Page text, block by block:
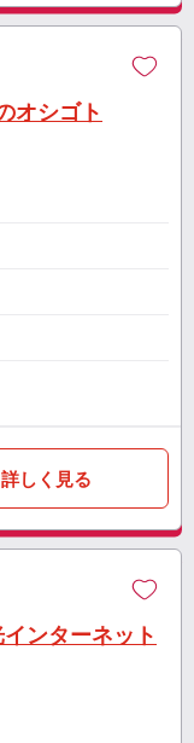
オシゴト
詳しく見る
ンターネット